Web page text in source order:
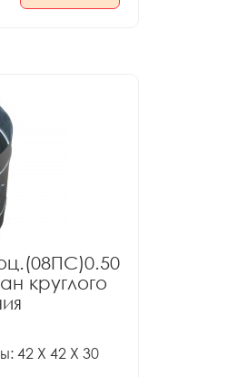
круглого
42 X 42 X 30